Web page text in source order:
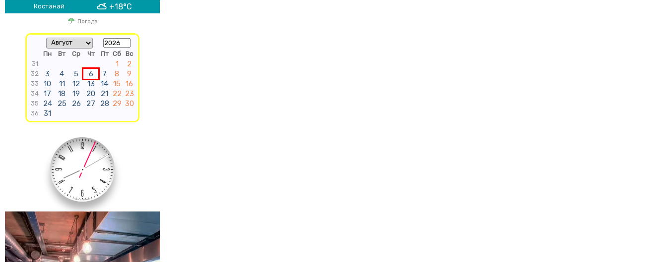
Костанай +18°C
Погода
Пн Вт Ср Чт Пт Сб Вс
31
1 2
32 3 4 5 6 7 8 9
33 10 11 12 13 14 15 16
34 17 18 19 20 21 22 23
35 24 25 26 27 28 29 30
36 31